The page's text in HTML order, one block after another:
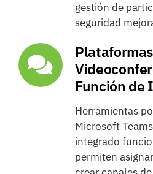
gestión de
seguridad
Función de
Herramientas
Microsoft
integrado
permiten